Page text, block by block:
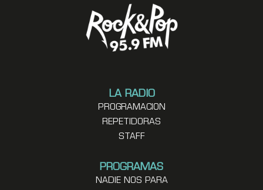
LA RADIO
PROGRAMACION
REPETIDORAS
STAFF
PROGRAMAS
NADIE NOS PARA